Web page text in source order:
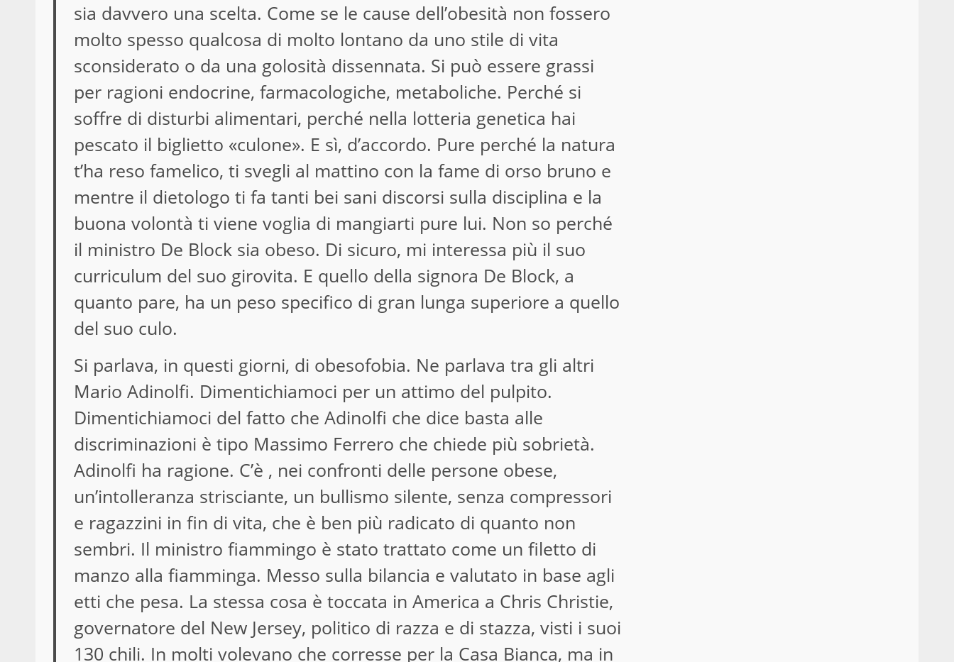
sia davvero una scelta. Come se le cause dell’obesità non fossero
molto spesso qualcosa di molto lontano da uno stile di vita
sconsiderato o da una golosità dissennata. Si può essere grassi
per ragioni endocrine, farmacologiche, metaboliche. Perché si
soffre di disturbi alimentari, perché nella lotteria genetica hai
pescato il biglietto «culone». E sì, d’accordo. Pure perché la natura
t’ha reso famelico, ti svegli al mattino con la fame di orso bruno e
mentre il dietologo ti fa tanti bei sani discorsi sulla disciplina e la
buona volontà ti viene voglia di mangiarti pure lui. Non so perché
il ministro De Block sia obeso. Di sicuro, mi interessa più il suo
curriculum del suo girovita. E quello della signora De Block, a
quanto pare, ha un peso specifico di gran lunga superiore a quello
del suo culo.
Si parlava, in questi giorni, di obesofobia. Ne parlava tra gli altri
Mario Adinolfi. Dimentichiamoci per un attimo del pulpito.
Dimentichiamoci del fatto che Adinolfi che dice basta alle
discriminazioni è tipo Massimo Ferrero che chiede più sobrietà.
Adinolfi ha ragione. C’è , nei confronti delle persone obese,
un’intolleranza strisciante, un bullismo silente, senza compressori
e ragazzini in fin di vita, che è ben più radicato di quanto non
sembri. Il ministro fiammingo è stato trattato come un filetto di
manzo alla fiamminga. Messo sulla bilancia e valutato in base agli
etti che pesa. La stessa cosa è toccata in America a Chris Christie,
governatore del New Jersey, politico di razza e di stazza, visti i suoi
130 chili. In molti volevano che corresse per la Casa Bianca, ma in